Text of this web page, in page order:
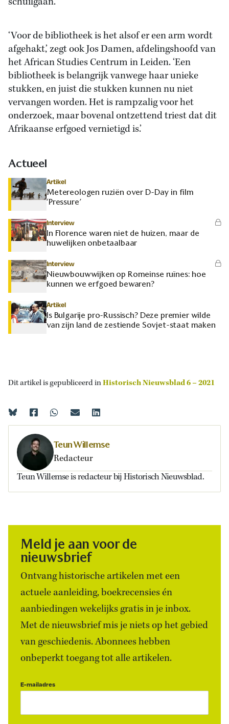
‘Voor de bibliotheek is het alsof er een arm wordt
afgehakt,’ zegt ook Jos Damen, afdelingshoofd van
het African Studies Centrum in Leiden. ‘Een
bibliotheek is belangrijk vanwege haar unieke
stukken, en juist die stukken kunnen nu niet
vervangen worden. Het is rampzalig voor het
onderzoek, maar bovenal ontzettend triest dat dit
Afrikaanse erfgoed vernietigd is.’
Actueel
Artikel
Metereologen ruziën over D-Day in film
‘Pressure’
Interview
In Florence waren niet de huizen, maar de
huwelijken onbetaalbaar
Interview
Nieuwbouwwijken op Romeinse ruïnes: hoe
kunnen we erfgoed bewaren?
Artikel
Is Bulgarije pro-Russisch? Deze premier wilde
van zijn land de zestiende Sovjet-staat maken
Dit artikel is gepubliceerd inHistorisch Nieuwsblad 6 – 2021
Teun Willemse
Redacteur
Teun Willemse is redacteur bij Historisch Nieuwsblad.
Meld je aan voor de
nieuwsbrief
Ontvang historische artikelen met een
actuele aanleiding, boekrecensies én
aanbiedingen wekelijks gratis in je inbox.
Met de nieuwsbrief mis je niets op het gebied
van geschiedenis. Abonnees hebben
onbeperkt toegang tot alle artikelen.
E-mailadres